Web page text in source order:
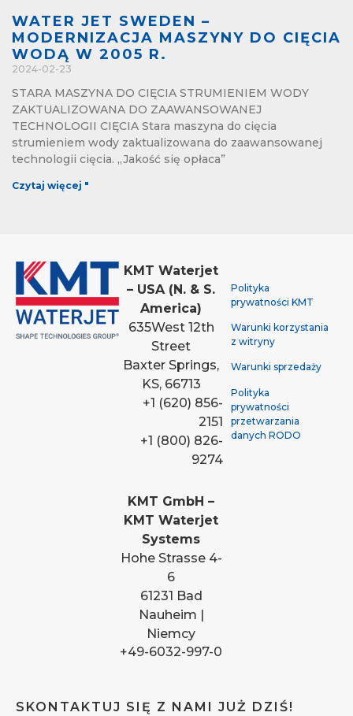
WATER JET SWEDEN –
MODERNIZACJA MASZYNY DO CIĘCIA
WODĄ W 2005 R.
2024-02-23
STARA MASZYNA DO CIĘCIA STRUMIENIEM WODY
ZAKTUALIZOWANA DO ZAAWANSOWANEJ
TECHNOLOGII CIĘCIA Stara maszyna do cięcia
strumieniem wody zaktualizowana do zaawansowanej
technologii cięcia. „Jakość się opłaca”
Czytaj więcej "
KMT Waterjet
– USA (N. & S.
America)
635West 12th
Street
Baxter Springs,
KS, 66713
+1 (620) 856-
2151
+1 (800) 826-
9274
KMT GmbH –
KMT Waterjet
Systems
Hohe Strasse 4-
6
61231 Bad
Nauheim |
Niemcy
+49-6032-997-0
Polityka
prywatności KMT
Warunki korzystania
z witryny
Warunki sprzedaży
Polityka
prywatności
przetwarzania
danych RODO
SKONTAKTUJ SIĘ Z NAMI JUŻ DZIŚ!